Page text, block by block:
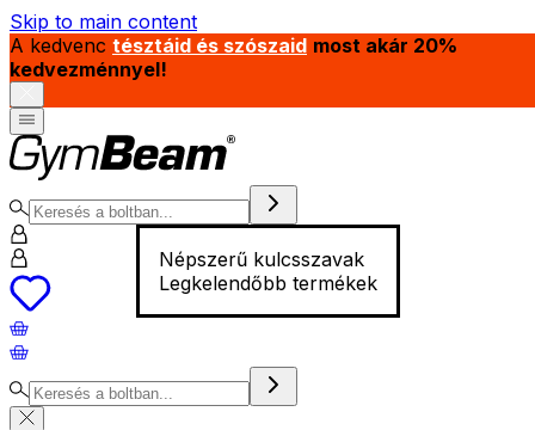
Skip to main content
A kedvenc tésztáid és szószaid most akár 20%
kedvezménnyel!
Népszerű kulcsszavak
Legkelendőbb termékek